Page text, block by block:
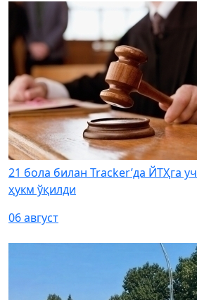
21 бола билан Tracker’да ЙТҲга
ҳукм ўқилди
06 август